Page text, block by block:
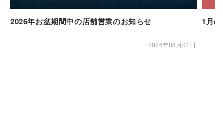
2026年お盆期間中の店舗営業のお知らせ
2026年08月04日
1月